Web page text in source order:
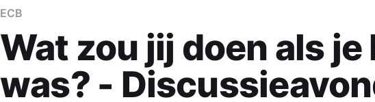
ECB
Wat zou jij doen als je
was? -